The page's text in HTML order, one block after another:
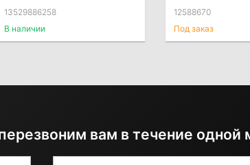
13529886258
В наличии
12588670
Под заказ
вам в течение одной